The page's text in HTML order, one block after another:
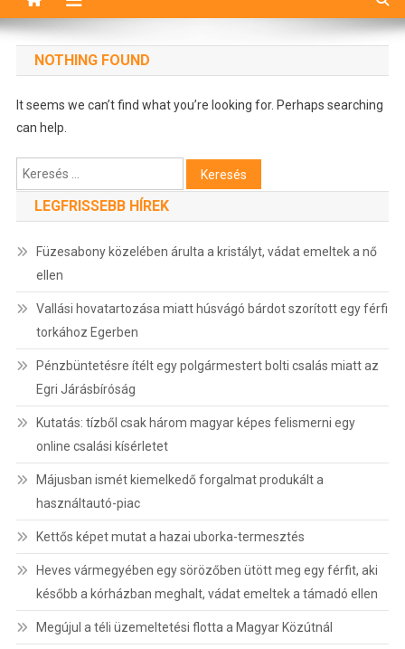
NOTHING FOUND
It seems we can’t find what you’re looking for. Perhaps searching
can help.
Keresés:
LEGFRISSEBB HÍREK
Füzesabony közelében árulta a kristályt, vádat emeltek a nő
ellen
Vallási hovatartozása miatt húsvágó bárdot szorított egy férfi
torkához Egerben
Pénzbüntetésre ítélt egy polgármestert bolti csalás miatt az
Egri Járásbíróság
Kutatás: tízből csak három magyar képes felismerni egy
online csalási kísérletet
Májusban ismét kiemelkedő forgalmat produkált a
használtautó-piac
Kettős képet mutat a hazai uborka-termesztés
Heves vármegyében egy sörözőben ütött meg egy férfit, aki
később a kórházban meghalt, vádat emeltek a támadó ellen
Megújul a téli üzemeltetési flotta a Magyar Közútnál